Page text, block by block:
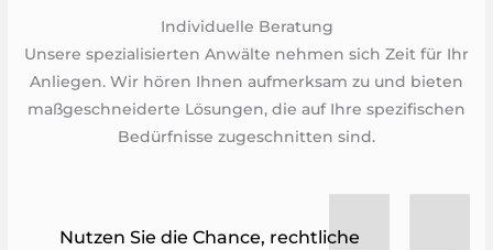
Individuelle Beratung
Unsere spezialisierten Anwälte nehmen sich Zeit für Ihr
Anliegen. Wir hören Ihnen aufmerksam zu und bieten
maßgeschneiderte Lösungen, die auf Ihre spezifischen
Bedürfnisse zugeschnitten sind.
Nutzen Sie die Chance, rechtliche